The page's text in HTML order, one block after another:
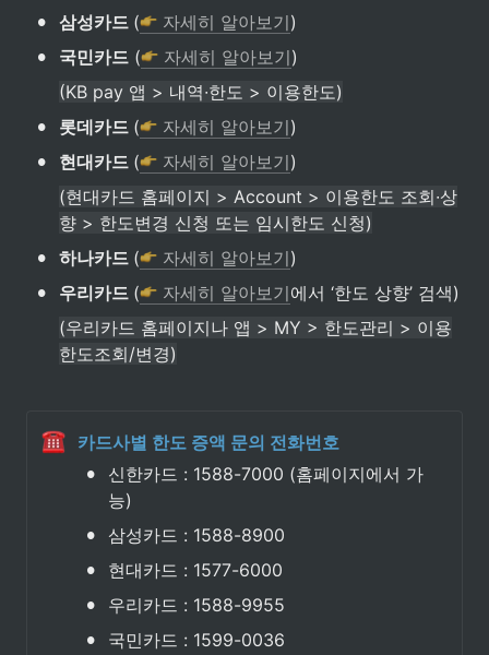
• 삼성카드 ( 자세히 알아보기)
• 국민카드 ( 자세히 알아보기)
(KB pay 앱 > 내역∙한도 > 이용한도)
• 롯데카드 ( 자세히 알아보기)
• 현대카드 ( 자세히 알아보기)
(현대카드 홈페이지 > Account > 이용한도 조회∙상
향 > 한도변경 신청 또는 임시한도 신청)
• 하나카드 ( 자세히 알아보기)
• 우리카드 ( 자세히 알아보기에서 ‘한도 상향’ 검색)
(우리카드 홈페이지나 앱 > MY > 한도관리 > 이용
한도조회/변경)
카드사별 한도 증액 문의 전화번호
•
신한카드 : 1588-7000 (홈페이지에서 가
능)
• 삼성카드 : 1588-8900
• 현대카드 : 1577-6000
• 우리카드 : 1588-9955
• 국민카드 : 1599-0036